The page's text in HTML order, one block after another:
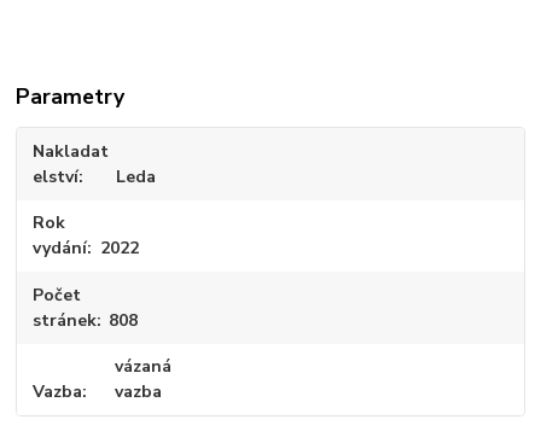
Parametry
Nakladat
elství
Leda
Rok
vydání
2022
Počet
stránek 808
Vazba
vázaná
vazba